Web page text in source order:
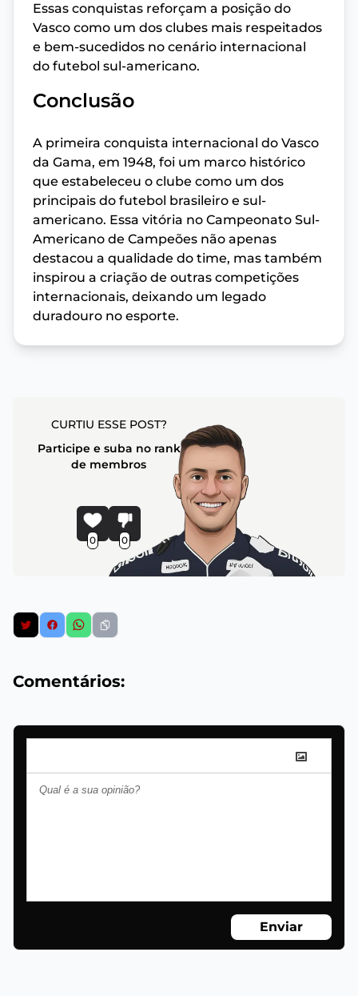
Essas conquistas reforçam a posição do
Vasco como um dos clubes mais respeitados
e bem-sucedidos no cenário internacional
do futebol sul-americano.
Conclusão
A primeira conquista internacional do Vasco
da Gama, em 1948, foi um marco histórico
que estabeleceu o clube como um dos
principais do futebol brasileiro e sul-
americano. Essa vitória no Campeonato Sul-
Americano de Campeões não apenas
destacou a qualidade do time, mas também
inspirou a criação de outras competições
internacionais, deixando um legado
duradouro no esporte.
CURTIU ESSE POST?
Participe e suba no rank
de membros
0 0
Comentários:
Enviar